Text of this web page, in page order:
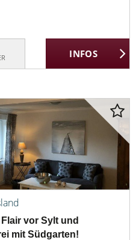
vor Sylt und
mit Südgarten!